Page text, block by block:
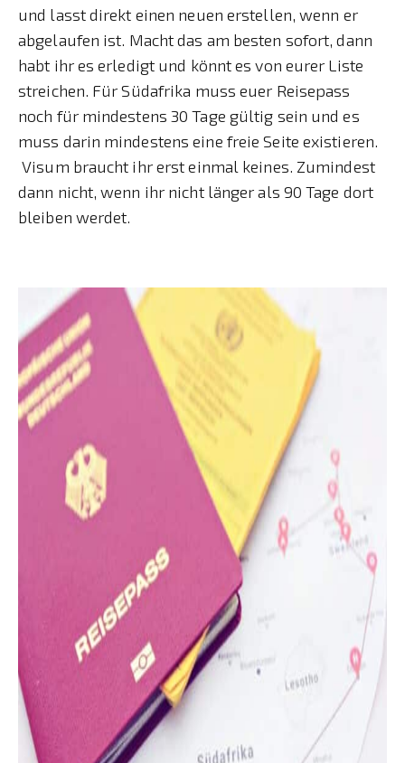
und lasst direkt einen neuen erstellen, wenn er
abgelaufen ist. Macht das am besten sofort, dann
habt ihr es erledigt und könnt es von eurer Liste
streichen. Für Südafrika muss euer Reisepass
noch für mindestens 30 Tage gültig sein und es
muss darin mindestens eine freie Seite existieren.
Visum braucht ihr erst einmal keines. Zumindest
dann nicht, wenn ihr nicht länger als 90 Tage dort
bleiben werdet.